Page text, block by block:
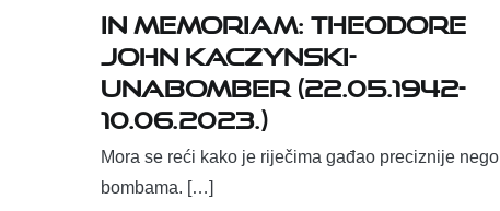
IN MEMORIAM: THEODORE
JOHN KACZYNSKI-
UNABOMBER (22.05.1942-
10.06.2023.)
Mora se reći kako je riječima gađao preciznije nego
bombama. […]